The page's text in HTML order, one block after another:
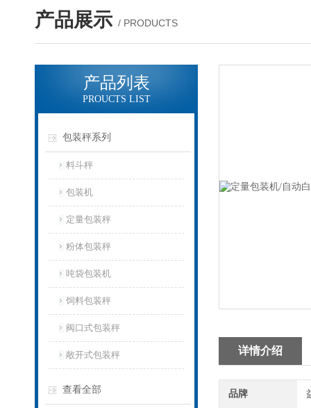
产品展示 / PRODUCTS
产品列表
PROUCTS LIST
包装秤系列
料斗秤
包装机
定量包装秤
粉体包装秤
吨袋包装机
饲料包装秤
阀口式包装秤
敞开式包装秤
查看全部
详情介绍
品牌